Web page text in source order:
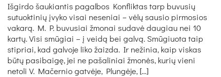
Išgirdo šaukiantis pagalbos Konfliktas tarp buvusių
sutuoktinių įvyko visai neseniai – vėlų sausio pirmosios
vakarą. M. P. buvusiai žmonai sudavė daugiau nei 10
kartų. Visi smūgiai – į veidą bei galvą. Smūgiuota taip
stipriai, kad galvoje liko žaizda. Ir nežinia, kaip viskas
būtų pasibaigę, jei ne pašaliniai žmonės, kurių vieni
netoli V. Mačernio gatvėje, Plungėje, […]